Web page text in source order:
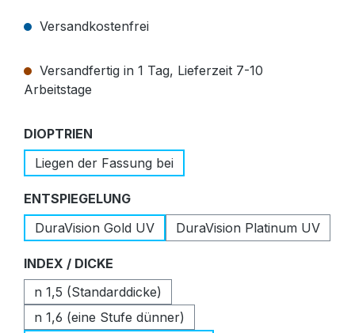
Versandkostenfrei
Versandfertig in 1 Tag, Lieferzeit 7-10
Arbeitstage
DIOPTRIEN
Liegen der Fassung bei
ENTSPIEGELUNGauswählen
DuraVision Gold UV
DuraVision Platinum UV
INDEX / DICKE
n 1,5 (Standarddicke)
n 1,6 (eine Stufe dünner)